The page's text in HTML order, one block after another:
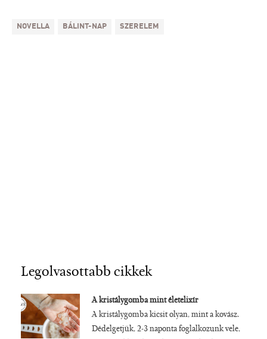
NOVELLA BÁLINT-NAP SZERELEM
Legolvasottabb cikkek
A kristálygomba mint életelixír
A kristálygomba kicsit olyan, mint a kovász.
Dédelgetjük, 2-3 naponta foglalkozunk vele,